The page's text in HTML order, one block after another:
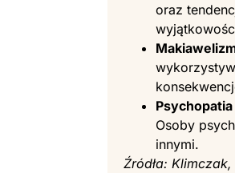
oraz
Psychopatia
Osoby
innymi.
Źródła: